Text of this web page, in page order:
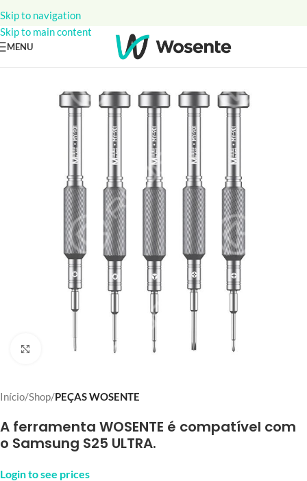
Skip to navigation
Skip to main content
MENU
Click to enlarge
Início Shop PEÇAS WOSENTE
A ferramenta WOSENTE é compatível com
o Samsung S25 ULTRA.
Login to see prices